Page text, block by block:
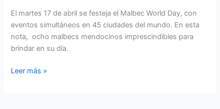
El martes 17 de abril se festeja el Malbec World Day, con
eventos simultáneos en 45 ciudades del mundo. En esta
nota, ocho malbecs mendocinos imprescindibles para
brindar en su día.
Leer más »